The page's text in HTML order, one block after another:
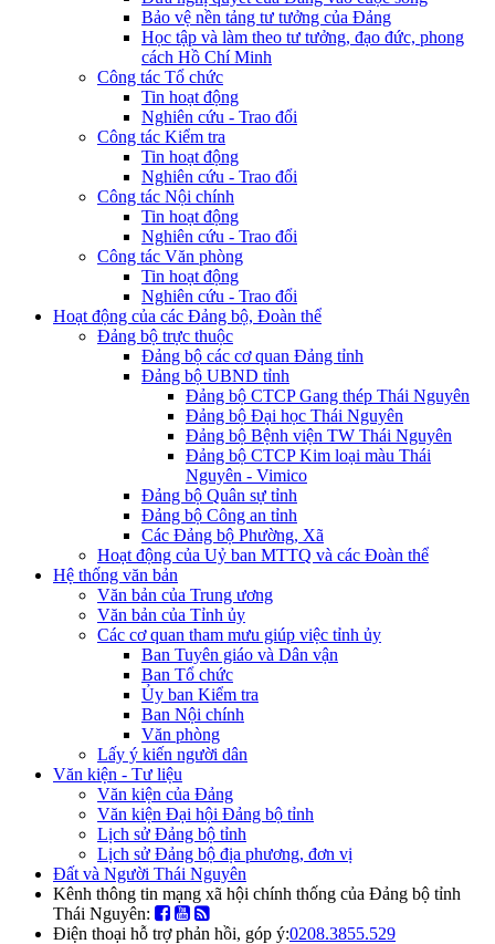
Bảo vệ nền tảng tư tưởng của Đảng
Học tập và làm theo tư tưởng, đạo đức, phong
cách Hồ Chí Minh
Công tác Tổ chức
Tin hoạt động
Nghiên cứu - Trao đổi
Công tác Kiểm tra
Tin hoạt động
Nghiên cứu - Trao đổi
Công tác Nội chính
Tin hoạt động
Nghiên cứu - Trao đổi
Công tác Văn phòng
Tin hoạt động
Nghiên cứu - Trao đổi
Hoạt động của các Đảng bộ, Đoàn thể
Đảng bộ trực thuộc
Đảng bộ các cơ quan Đảng tỉnh
Đảng bộ UBND tỉnh
Đảng bộ CTCP Gang thép Thái Nguyên
Đảng bộ Đại học Thái Nguyên
Đảng bộ Bệnh viện TW Thái Nguyên
Đảng bộ CTCP Kim loại màu Thái
Nguyên - Vimico
Đảng bộ Quân sự tỉnh
Đảng bộ Công an tỉnh
Các Đảng bộ Phường, Xã
Hoạt động của Uỷ ban MTTQ và các Đoàn thể
Hệ thống văn bản
Văn bản của Trung ương
Văn bản của Tỉnh ủy
Các cơ quan tham mưu giúp việc tỉnh ủy
Ban Tuyên giáo và Dân vận
Ban Tổ chức
Ủy ban Kiểm tra
Ban Nội chính
Văn phòng
Lấy ý kiến người dân
Văn kiện - Tư liệu
Văn kiện của Đảng
Văn kiện Đại hội Đảng bộ tỉnh
Lịch sử Đảng bộ tỉnh
Lịch sử Đảng bộ địa phương, đơn vị
Đất và Người Thái Nguyên
Kênh thông tin mạng xã hội chính thống của Đảng bộ tỉnh
Thái Nguyên:
Điện thoại hỗ trợ phản hồi, góp ý:0208.3855.529